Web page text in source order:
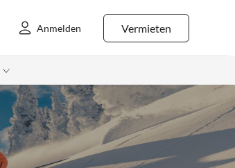
Vermieten
Anmelden